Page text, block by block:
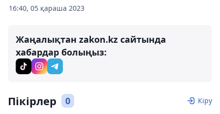
16:40, 05 қараша 2023
Жаңалықтан zakon.kz сайтында
хабардар болыңыз:
Пікірлер 0 Кіру